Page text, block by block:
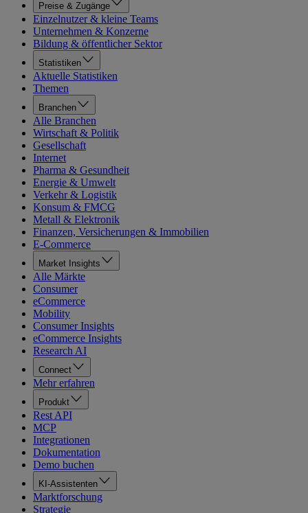
Preise & Zugänge
Einzelnutzer & kleine Teams
Unternehmen & Konzerne
Bildung & öffentlicher Sektor
Statistiken
Aktuelle Statistiken
Themen
Branchen
Alle Branchen
Wirtschaft & Politik
Gesellschaft
Internet
Pharma & Gesundheit
Energie & Umwelt
Verkehr & Logistik
Konsum & FMCG
Metall & Elektronik
Finanzen, Versicherungen & Immobilien
E-Commerce
Market Insights
Alle Märkte
Consumer
eCommerce
Mobility
Consumer Insights
eCommerce Insights
Research AI
Connect
Mehr erfahren
Produkt
Rest API
MCP
Integrationen
Dokumentation
Demo buchen
KI-Assistenten
Marktforschung
Strategie